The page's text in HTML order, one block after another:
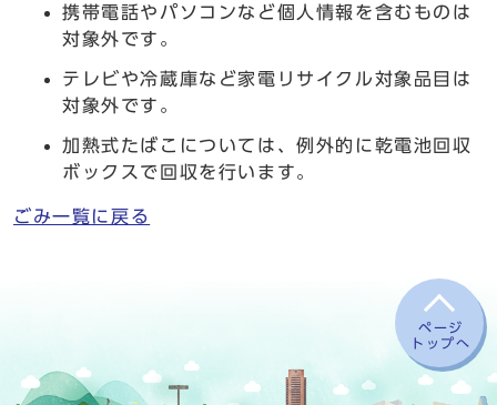
携帯電話やパソコンなど個人情報を含むものは
対象外です。
テレビや冷蔵庫など家電リサイクル対象品目は
対象外です。
加熱式たばこについては、例外的に乾電池回収
ボックスで回収を行います。
ごみ一覧に戻る
ページ
トップへ